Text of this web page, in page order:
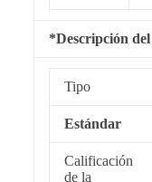
*Descripción
Tipo
Estándar
Calificación
de la